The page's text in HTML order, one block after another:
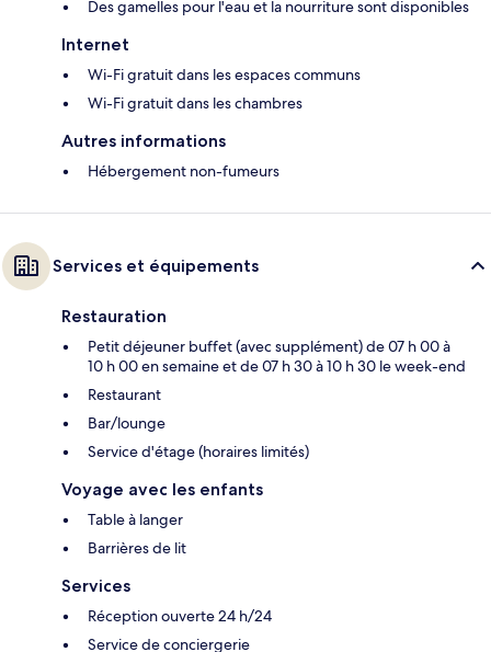
Des gamelles pour l'eau et la nourriture sont disponibles
Internet
Wi-Fi gratuit dans les espaces communs
Wi-Fi gratuit dans les chambres
Autres informations
Hébergement non-fumeurs
Services et équipements
Restauration
Petit déjeuner buffet (avec supplément) de 07 h 00 à
10 h 00 en semaine et de 07 h 30 à 10 h 30 le week-end
Restaurant
Bar/lounge
Service d'étage (horaires limités)
Voyage avec les enfants
Table à langer
Barrières de lit
Services
Réception ouverte 24 h/24
Service de conciergerie